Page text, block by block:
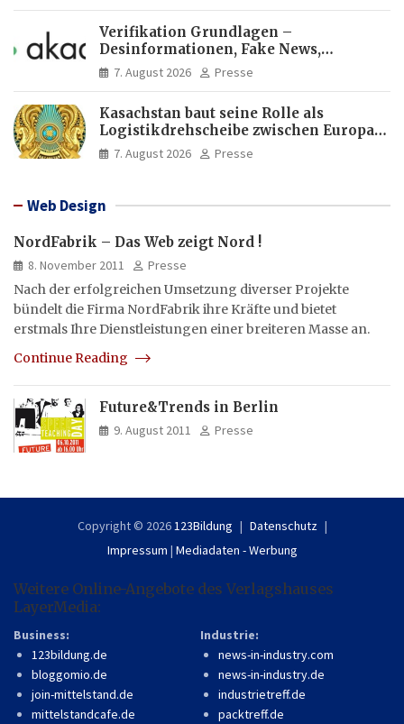
Verifikation Grundlagen –
Desinformationen, Fake News,
manipulierte Inhalte | dpa-Akademie
7. August 2026 Presse
Kasachstan baut seine Rolle als
Logistikdrehscheibe zwischen Europa
und Asien aus
7. August 2026 Presse
Web Design
NordFabrik – Das Web zeigt Nord !
8. November 2011
Presse
Nach der erfolgreichen Umsetzung diverser Projekte
bündelt die Firma NordFabrik ihre Kräfte und bietet
erstmals Ihre Dienstleistungen einer breiteren Masse an.
Continue Reading
Future&Trends in Berlin
9. August 2011 Presse
Copyright © 2026123Bildung
Datenschutz
Impressum | Mediadaten - Werbung
Weitere Online-Angebote des Verlagshauses
LayerMedia:
Business:
123bildung.de
bloggomio.de
join-mittelstand.de
mittelstandcafe.de
Industrie:
news-in-industry.com
news-in-industry.de
industrietreff.de
packtreff.de